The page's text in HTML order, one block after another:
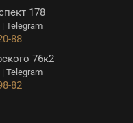
178
Telegram
88
76к2
Telegram
82